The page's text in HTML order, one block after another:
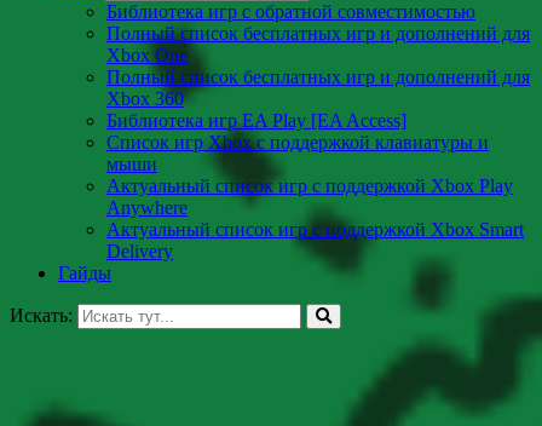
Библиотека игр с обратной совместимостью
Полный список бесплатных игр и дополнений для
Xbox One
Полный список бесплатных игр и дополнений для
Xbox 360
Библиотека игр EA Play [EA Access]
Список игр Xbox c поддержкой клавиатуры и
мыши
Актуальный список игр с поддержкой Xbox Play
Anywhere
Актуальный список игр с поддержкой Xbox Smart
Delivery
Гайды
Искать: